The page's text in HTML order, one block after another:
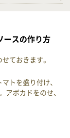
ースの作り方
ておきます。
トを盛り付け、
アボカドをのせ、